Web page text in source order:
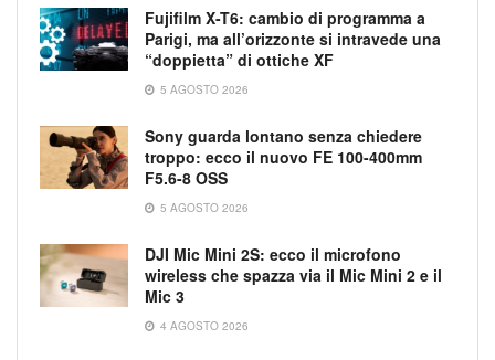
Fujifilm X-T6: cambio di programma a
Parigi, ma all’orizzonte si intravede una
“doppietta” di ottiche XF
5 AGOSTO 2026
Sony guarda lontano senza chiedere
troppo: ecco il nuovo FE 100-400mm
F5.6-8 OSS
5 AGOSTO 2026
DJI Mic Mini 2S: ecco il microfono
wireless che spazza via il Mic Mini 2 e il
Mic 3
4 AGOSTO 2026